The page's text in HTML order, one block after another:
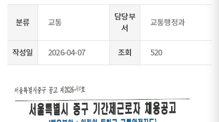
분류 교통
담당부
서
교통행정과
작성일 2026-04-07 조회 520